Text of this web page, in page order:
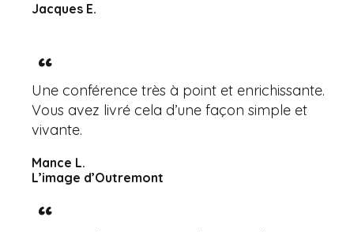
Jacques E.
Une conférence très à point et enrichissante.
Vous avez livré cela d’une façon simple et
vivante.
Mance L.
L’image d’Outremont